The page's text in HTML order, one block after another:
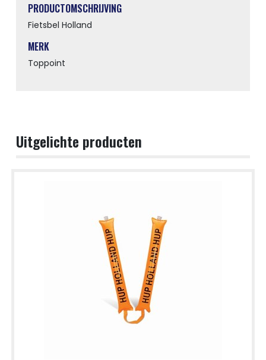
PRODUCTOMSCHRIJVING
Fietsbel Holland
MERK
Toppoint
Uitgelichte producten